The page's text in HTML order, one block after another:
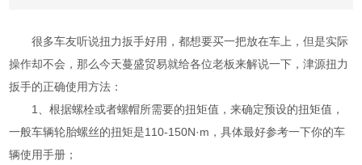
很多车友听说扭力扳手好用，都想要买一把放在车上，但是实际
操作却不会，那么今天蔓盛贸易就给各位老板来解说一下，津源扭力
扳手的正确使用方法：
1、根据螺栓或者螺帽所需要的扭矩值，来确定预设的扭矩值，
一般车辆轮胎螺丝的扭矩是110-150N·m，具体最好参考一下你的车
辆使用手册；